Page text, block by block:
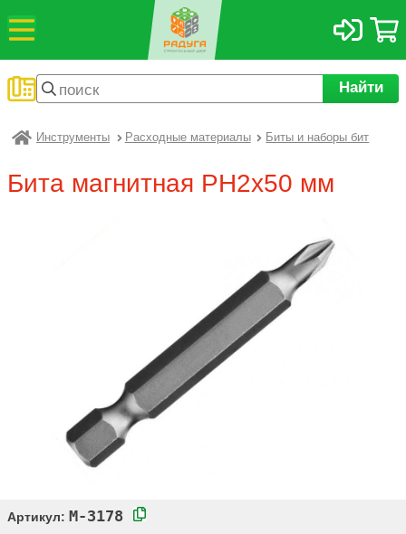
Найти
Радуга
Инструменты Расходные материалы Биты и наборы бит
Бита магнитная PH2х50 мм
Артикул: M-3178